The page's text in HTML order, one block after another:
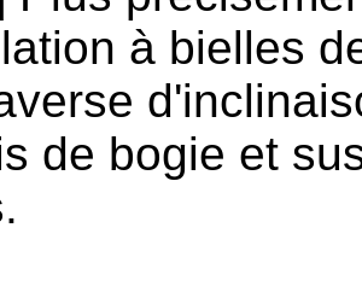
à bielles
de bogie et